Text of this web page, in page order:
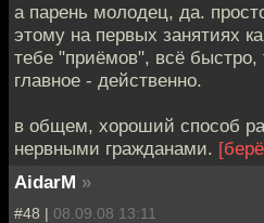
а парень молодец, да.
этому на первых занятиях
тебе "приёмов", всё быстро,
главное - действенно.
в общем, хороший способ
нервными гражданами.
AidarM »
#48 | 08.09.08 13:11